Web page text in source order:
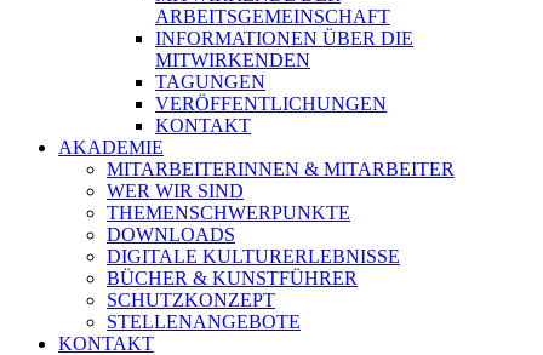
ARBEITSGEMEINSCHAFT
INFORMATIONEN ÜBER DIE
MITWIRKENDEN
TAGUNGEN
VERÖFFENTLICHUNGEN
KONTAKT
AKADEMIE
MITARBEITERINNEN & MITARBEITER
WER WIR SIND
THEMENSCHWERPUNKTE
DOWNLOADS
DIGITALE KULTURERLEBNISSE
BÜCHER & KUNSTFÜHRER
SCHUTZKONZEPT
STELLENANGEBOTE
KONTAKT